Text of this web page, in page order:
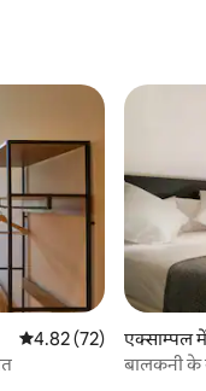
औसत रेटिंग 5 में से 4.82, 72
4.82 (72)
एक्साम्पल
बालकनी के